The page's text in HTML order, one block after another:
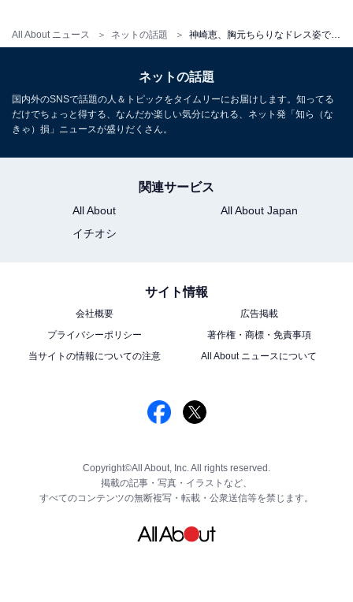
All About ニュース ネットの話題
ネットの話題
国内外のSNSで話題の人＆トピックをタイムリーにお届けします。知ってる
だけでちょっと得する、なんだか楽しい気分になれる、ネット発「知ら（な
きゃ）損」ニュースが盛りだくさん。
関連サービス
All About
All About Japan
イチオシ
サイト情報
会社概要
広告掲載
プライバシーポリシー
著作権・商標・免責事項
当サイトの情報についての注意
All About ニュースについて
Copyright©All About, Inc. All rights reserved.
掲載の記事・写真・イラストなど、
すべてのコンテンツの無断複写・転載・公衆送信等を禁じます。